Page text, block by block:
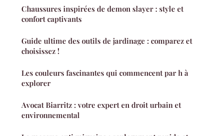
Chaussures inspirées de demon slayer : style et
confort captivants
Guide ultime des outils de jardinage : comparez et
choisissez !
Les couleurs fascinantes qui commencent par h à
explorer
Avocat Biarritz : votre expert en droit urbain et
environnemental